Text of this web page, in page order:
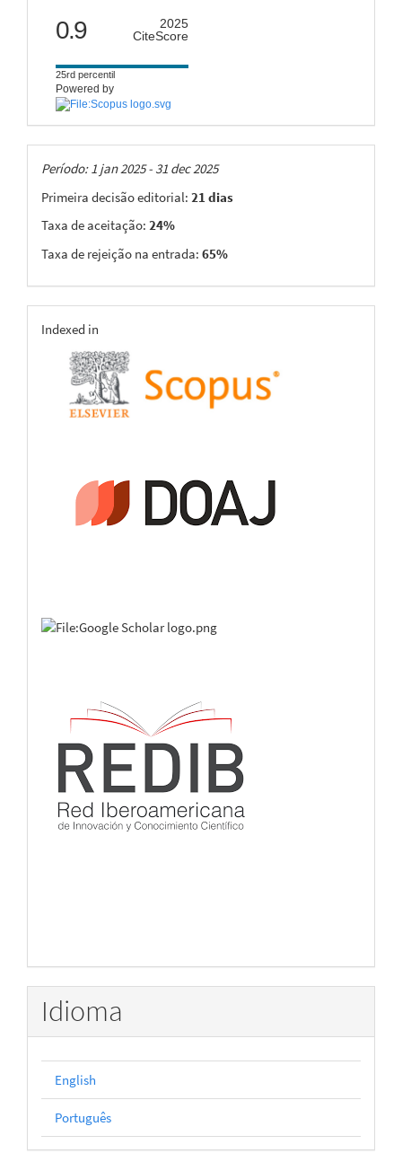
citescore
0.9
2025
CiteScore
25rd percentil
Powered by
Taxas
Período: 1 jan 2025 - 31 dec 2025
Primeira decisão editorial: 21 dias
Taxa de aceitação: 24%
Taxa de rejeição na entrada: 65%
indexing
Indexed in
Idioma
English
Português